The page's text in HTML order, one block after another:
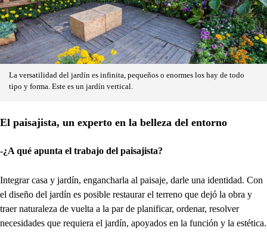
La versatilidad del jardín es infinita, pequeños o enormes los hay de todo
tipo y forma. Este es un jardín vertical.
El paisajista, un experto en la belleza del entorno
-¿A qué apunta el trabajo del paisajista?
Integrar casa y jardín, engancharla al paisaje, darle una identidad. Con
el diseño del jardín es posible restaurar el terreno que dejó la obra y
traer naturaleza de vuelta a la par de planificar, ordenar, resolver
necesidades que requiera el jardín, apoyados en la función y la estética.